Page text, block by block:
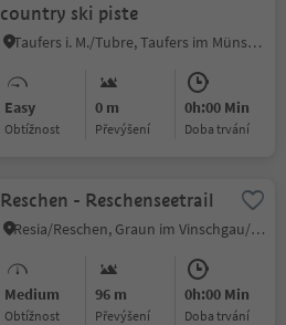
country ski piste
Taufers i. M./Tubre, Taufers im Münstertal/Tubre, Vinschgau/Val Venosta
Easy
Obtížnost
0 m
Převýšení
0h:00 Min
doba trvání
Reschen - Reschenseetrail
Resia/Reschen, Graun im Vinschgau/Curon Venosta, Vinschgau/Val Venosta
Medium
Obtížnost
96 m
Převýšení
0h:00 Min
doba trvání